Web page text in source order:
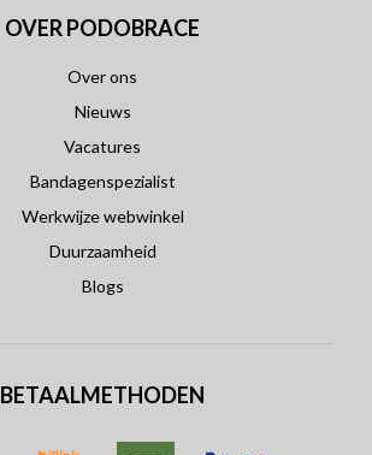
OVER PODOBRACE
Over ons
Nieuws
Vacatures
Bandagenspezialist
Werkwijze webwinkel
Duurzaamheid
Blogs
BETAALMETHODEN